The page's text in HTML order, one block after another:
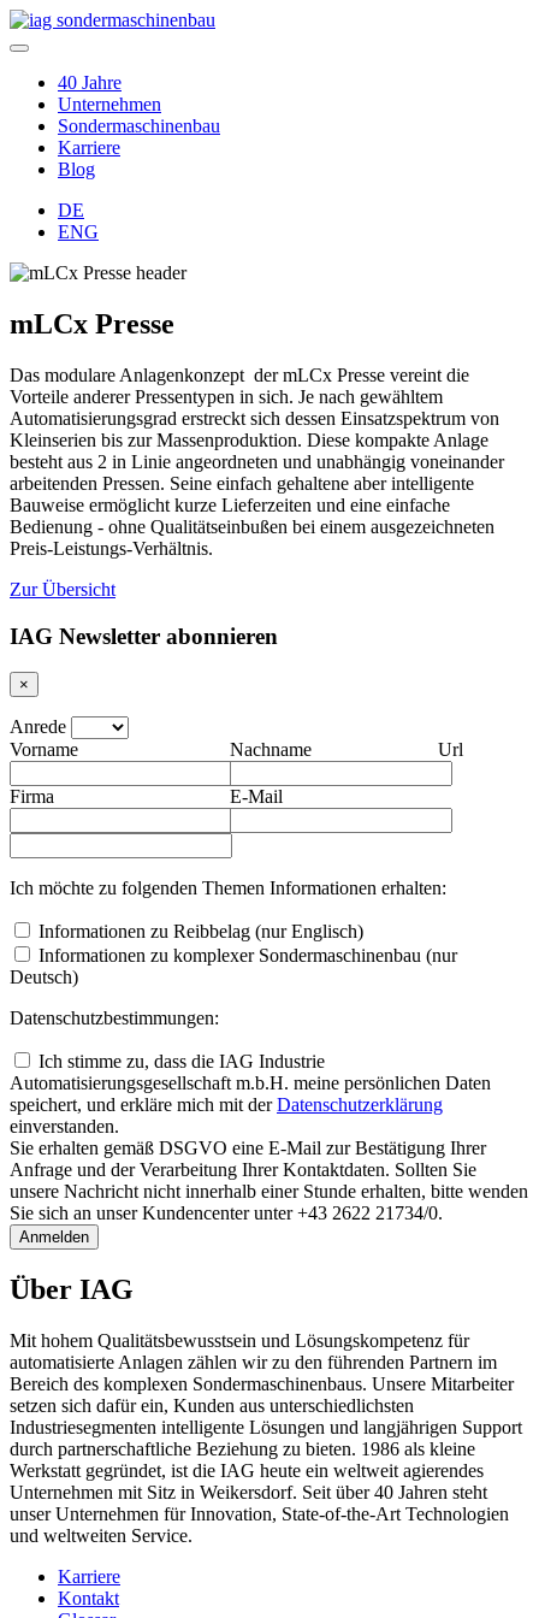
40 Jahre
Unternehmen
Sondermaschinenbau
Karriere
Blog
DE
ENG
mLCx Presse
Das modulare Anlagenkonzept der mLCx Presse vereint die
Vorteile anderer Pressentypen in sich. Je nach gewähltem
Automatisierungsgrad erstreckt sich dessen Einsatzspektrum von
Kleinserien bis zur Massenproduktion. Diese kompakte Anlage
besteht aus 2 in Linie angeordneten und unabhängig voneinander
arbeitenden Pressen. Seine einfach gehaltene aber intelligente
Bauweise ermöglicht kurze Lieferzeiten und eine einfache
Bedienung - ohne Qualitätseinbußen bei einem ausgezeichneten
Preis-Leistungs-Verhältnis.
Zur Übersicht
IAG Newsletter abonnieren
×
Anrede
Vorname
Nachname
Firma E-Mail
Url
Ich möchte zu folgenden Themen Informationen erhalten:
Informationen zu Reibbelag (nur Englisch)
Informationen zu komplexer Sondermaschinenbau (nur
Deutsch)
Datenschutzbestimmungen:
Ich stimme zu, dass die IAG Industrie
Automatisierungsgesellschaft m.b.H. meine persönlichen Daten
speichert, und erkläre mich mit derDaten­schutz­erklärung
einverstanden.
Sie erhalten gemäß DSGVO eine E-Mail zur Bestätigung Ihrer
Anfrage und der Verarbeitung Ihrer Kontaktdaten. Sollten Sie
unsere Nachricht nicht innerhalb einer Stunde erhalten, bitte wenden
Sie sich an unser Kundencenter unter +43 2622 21734/0.
Anmelden
Über IAG
Mit hohem Qualitätsbewusstsein und Lösungskompetenz für
automatisierte Anlagen zählen wir zu den führenden Partnern im
Bereich des komplexen Sondermaschinenbaus. Unsere Mitarbeiter
setzen sich dafür ein, Kunden aus unterschiedlichsten
Industriesegmenten intelligente Lösungen und langjährigen Support
durch partnerschaftliche Beziehung zu bieten. 1986 als kleine
Werkstatt gegründet, ist die IAG heute ein weltweit agierendes
Unternehmen mit Sitz in Weikersdorf. Seit über 40 Jahren steht
unser Unternehmen für Innovation, State-of-the-Art Technologien
und weltweiten Service.
Karriere
Kontakt